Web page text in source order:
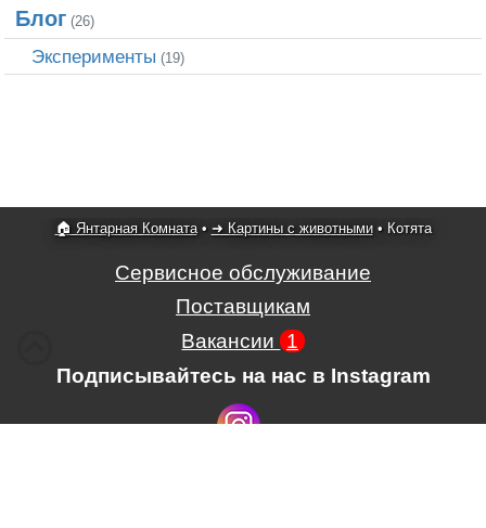
Блог (26)
Эксперименты (19)
🏠 Янтарная Комната• ➜ Картины с животными• Котята
Сервисное обслуживание
Поставщикам
Вакансии 1
Подписывайтесь на нас в Instagram